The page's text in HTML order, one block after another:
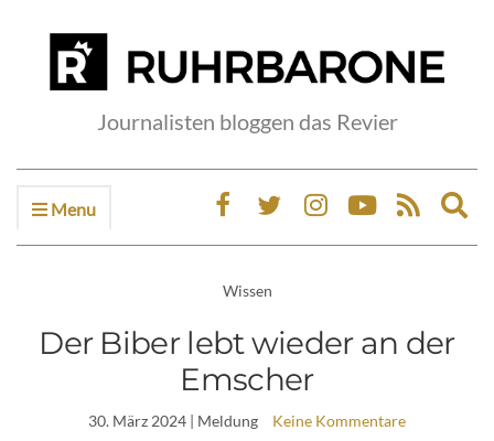
Journalisten bloggen das Revier
Menu
Wissen
Der Biber lebt wieder an der
Emscher
30. März 2024 | Meldung Keine Kommentare